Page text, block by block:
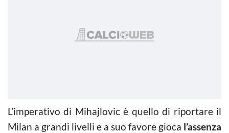
L’imperativo di Mihajlovic è quello di riportare il
Milan a grandi livelli e a suo favore gioca l’assenza